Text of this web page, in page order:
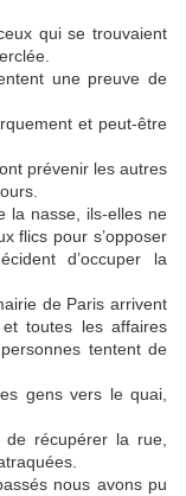
qui se trouvaient
une preuve de
et peut-être
prévenir les autres
la nasse, ils-elles ne
flics pour s’opposer
d’occuper la
de Paris arrivent
toutes les affaires
tentent de
gens vers le quai,
récupérer la rue,
nous avons pu